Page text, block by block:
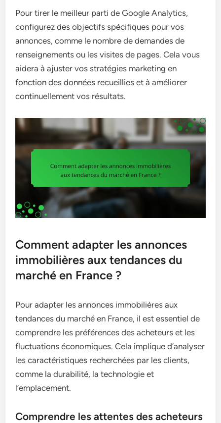
Pour tirer le meilleur parti de Google Analytics,
configurez des objectifs spécifiques pour vos
annonces, comme le nombre de demandes de
renseignements ou les visites de pages. Cela vous
aidera à ajuster vos stratégies marketing en
fonction des données recueillies et à améliorer
continuellement vos résultats.
Comment adapter les annonces
immobilières aux tendances du
marché en France ?
Pour adapter les annonces immobilières aux
tendances du marché en France, il est essentiel de
comprendre les préférences des acheteurs et les
fluctuations économiques. Cela implique d’analyser
les caractéristiques recherchées par les clients,
comme la durabilité, la technologie et
l’emplacement.
Comprendre les attentes des acheteurs